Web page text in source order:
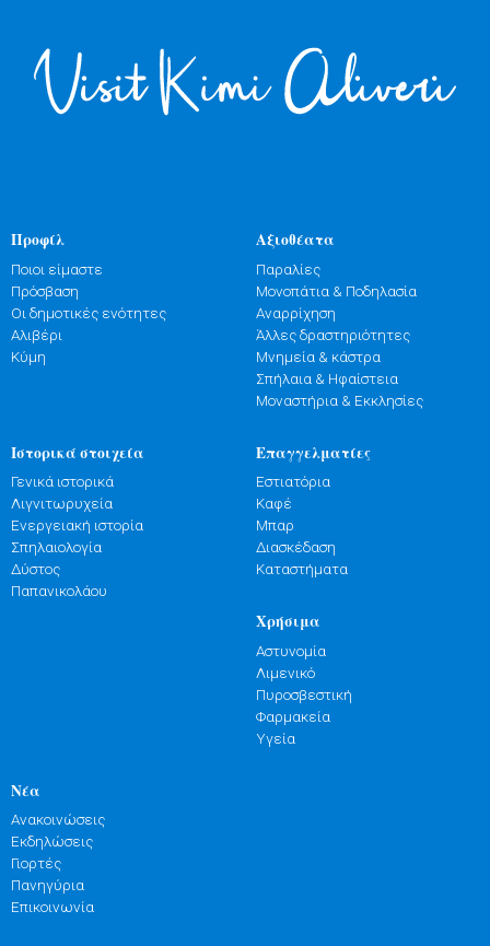
Προφίλ
Ποιοι είμαστε
Πρόσβαση
Οι δημοτικές ενότητες
Αλιβέρι
Κύμη
Αξιοθέατα
Παραλίες
Μονοπάτια & Ποδηλασία
Αναρρίχηση
Άλλες δραστηριότητες
Μνημεία & κάστρα
Σπήλαια & Ηφαίστεια
Μοναστήρια & Εκκλησίες
Ιστορικά στοιχεία
Γενικά ιστορικά
Λιγνιτωρυχεία
Ενεργειακή ιστορία
Σπηλαιολογία
Δύστος
Παπανικολάου
Επαγγελματίες
Εστιατόρια
Καφέ
Μπαρ
Διασκέδαση
Καταστήματα
Χρήσιμα
Αστυνομία
Λιμενικό
Πυροσβεστική
Φαρμακεία
Υγεία
Νέα
Ανακοινώσεις
Εκδηλώσεις
Γιορτές
Πανηγύρια
Επικοινωνία